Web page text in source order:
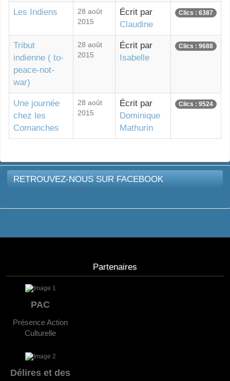
Les Indiens
28 août
2015
Écrit par
Claudine
Clics : 6387
Tribut
indienne ( to-
peace-not-
war)
28 août
2015
Écrit par
Isabelle
Clics : 9688
Une journée
chez les
Comanches
28 août
2015
Écrit par
Dominique
Mathurin
Clics : 9524
RETROUVEZ-NOUS SUR FACEBOOK
Partenaires
PAC
Présence Action
Culturelle
Délires et des